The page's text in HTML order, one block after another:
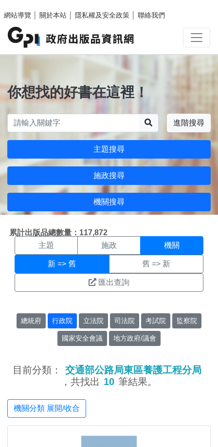
網站導覽
關於本站 隱私權及安全政策 聯絡我們
你想找的好書在這裡！
進階搜尋
主題搜尋
施政搜尋
機關搜尋
累計出版品總數量：117,872
機關搜尋結果頁面
主題 施政 機關
新 => 舊 舊 => 新
匯出查詢
總統府 行政院 立法院 司法院 考試院 監察院
國家安全會議 地方政府/議會
目前分類：
交通部公路局東區養護工程分局
，共找出 10 筆結果。
機關分類 展開/收合